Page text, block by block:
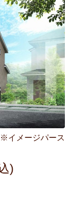
※イメージパース
)